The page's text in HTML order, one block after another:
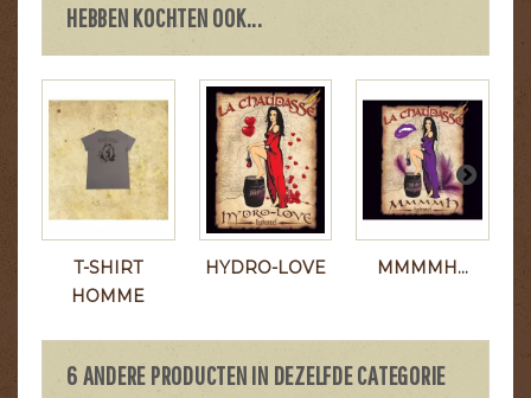
HEBBEN KOCHTEN OOK...
T-SHIRT
HOMME
HYDRO-LOVE MMMMH...
6 ANDERE PRODUCTEN IN DEZELFDE CATEGORIE